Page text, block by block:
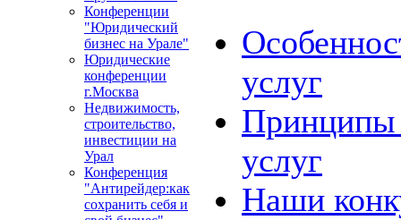
Конференции
"Юридический
бизнес на Урале"
Юридические
конференции
г.Москва
Недвижимость,
строительство,
инвестиции на
Урал
Конференция
"Антирейдер:как
сохранить себя и
услуг
Принципы
услуг
Наши